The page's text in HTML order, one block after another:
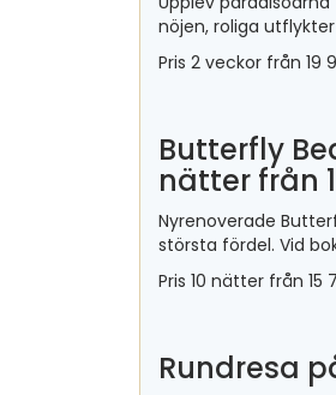
nöjen, roliga
Pris 2 veckor från 19
Butterfly
nätter från
Nyrenoverade
största fördel. Vid
Pris 10 nätter från 15
Rundresa